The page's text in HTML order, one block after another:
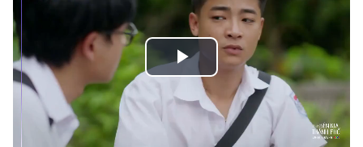
Play
Video